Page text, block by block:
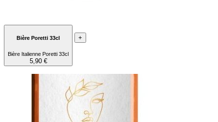
Bière Poretti 33cl
Bière Italienne Poretti 33cl
5,90 €
+